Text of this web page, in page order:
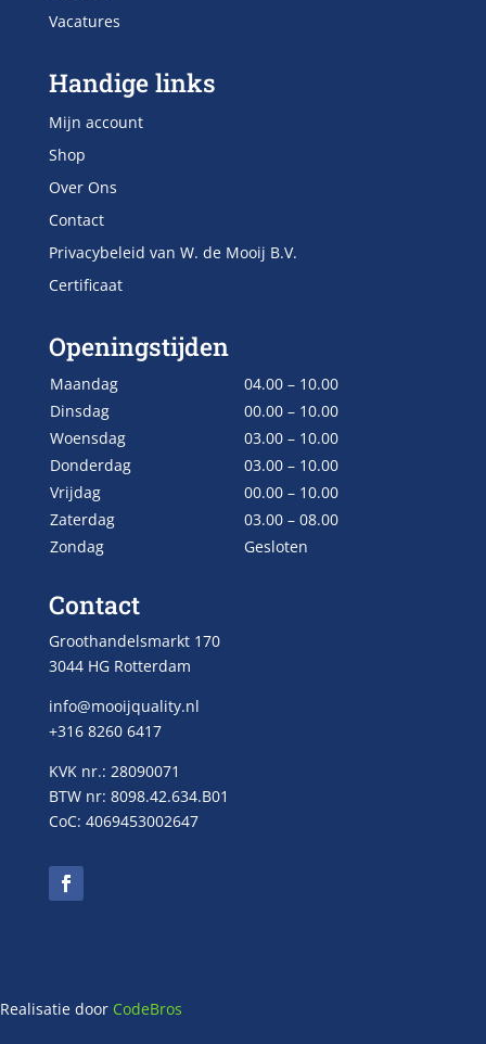
Vacatures
Handige links
Mijn account
Shop
Over Ons
Contact
Privacybeleid van W. de Mooij B.V.
Certificaat
Openingstijden
Maandag
04.00 – 10.00
Dinsdag
00.00 – 10.00
Woensdag
03.00 – 10.00
Donderdag
03.00 – 10.00
Vrijdag
00.00 – 10.00
Zaterdag
03.00 – 08.00
Zondag
Gesloten
Contact
Groothandelsmarkt 170
3044 HG Rotterdam
info@mooijquality.nl
+316 8260 6417
KVK nr.: 28090071
BTW nr: 8098.42.634.B01
CoC: 4069453002647
Realisatie door CodeBros